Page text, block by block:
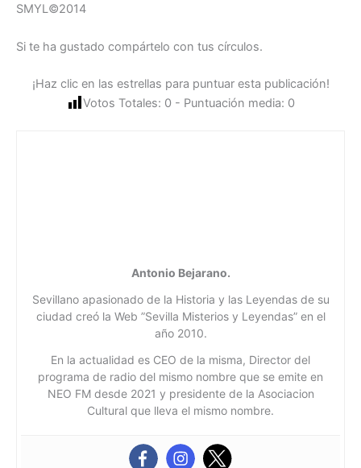
SMYL©2014
Si te ha gustado compártelo con tus círculos.
¡Haz clic en las estrellas para puntuar esta publicación!
Votos Totales: 0- Puntuación media: 0
Antonio Bejarano.
Sevillano apasionado de la Historia y las Leyendas de su
ciudad creó la Web ”Sevilla Misterios y Leyendas” en el
año 2010.
En la actualidad es CEO de la misma, Director del
programa de radio del mismo nombre que se emite en
NEO FM desde 2021 y presidente de la Asociacion
Cultural que lleva el mismo nombre.